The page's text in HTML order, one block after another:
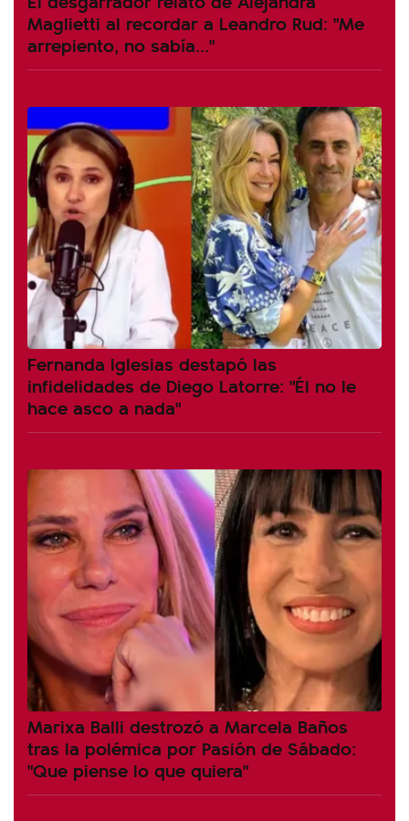
Maglietti al recordar a Leandro Rud: "Me
arrepiento, no sabía..."
Fernanda Iglesias destapó las
infidelidades de Diego Latorre: "Él no le
hace asco a nada"
Marixa Balli destrozó a Marcela Baños
tras la polémica por Pasión de Sábado:
"Que piense lo que quiera"